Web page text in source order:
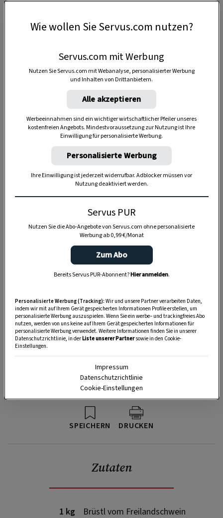
4:30 Stunden
Anzeige
SPEICHERN DRUCKEN
Zutaten
1 kg Brüstl vom Freilandschwein
Wie wollen Sie Servus.com nutzen?
Servus.com mit Werbung
Nutzen Sie Servus.com mit Webanalyse, personalisierter Werbung
und Inhalten von Drittanbietern.
Alle akzeptieren
Werbeeinnahmen sind ein wichtiger wirtschaftlicher Pfeiler unseres
kostenfreien Angebots. Mindestvoraussetzung zur Nutzung ist Ihre
Einwilligung für personalisierte Werbung.
Personalisierte Werbung
Ihre Einwilligung ist jederzeit widerrufbar. Adblocker müssen vor
Nutzung deaktiviert werden.
Servus PUR
Nutzen Sie die Abo-Angebote von Servus.com ohne personalisierte
Werbung ab 0,99 €/Monat
Zum Abo
Bereits Servus PUR-Abonnent?Hier anmelden.
Personalisierte Werbung (Tracking): Wir und unsere Partner verarbeiten Daten,
indem wir mit auf Ihrem Gerät gespeicherten Informationen Profile erstellen, um
personalisierte Werbung auszuspielen. Wenn Sie ein werbe– und trackingfreies Abo
nutzen, werden von uns keine auf Ihrem Gerät gespeicherten Informationen für
personalisierte Werbung verwendet. Weitere Informationen finden Sie in unserer
Datenschutzrichtlinie, in derListe unserer Partnersowie in den Cookie-
Einstellungen.
Impressum
Datenschutzrichtlinie
Cookie-Einstellungen